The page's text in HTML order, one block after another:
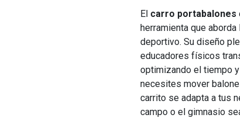
El carro portabalones
herramienta que
deportivo. Su diseño
educadores físicos
optimizando el tiempo
necesites mover
carrito se adapta a tus
campo o el gimnasio